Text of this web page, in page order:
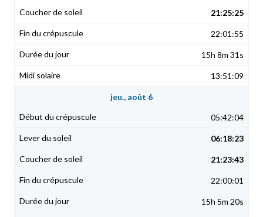
21:25:25
22:01:55
15h 8m 31s
13:51:09
jeu., août 6
05:42:04
06:18:23
21:23:43
22:00:01
15h 5m 20s